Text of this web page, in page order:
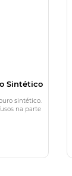
Sintético
sintético.
na parte